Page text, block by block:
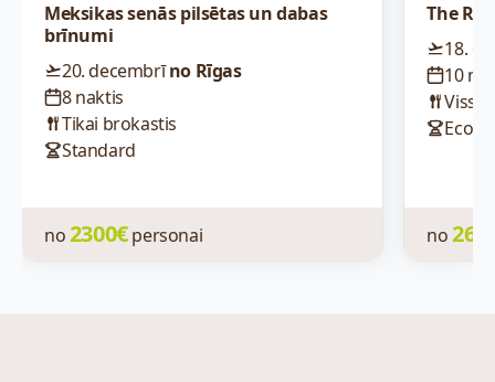
Meksikas senās pilsētas un dabas
brīnumi
20. decembrīno Rīgas
8 naktis
Tikai brokastis
Standard
no2300€personai
The
18.
10
Viss
no